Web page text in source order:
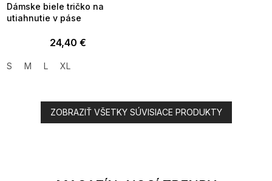
Dámske biele tričko na
utiahnutie v páse
24,40 €
S M L XL
ZOBRAZIŤ VŠETKY SÚVISIACE PRODUKTY